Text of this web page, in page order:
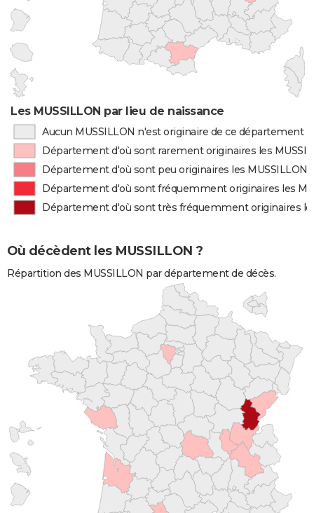
Les MUSSILLON par lieu de naissance
Aucun MUSSILLON n'est originaire de ce département
Département d'où sont rarement originaires les
Département d'où sont peu originaires les MUSSILLON
Département d'où sont fréquemment originaires les
Département d'où sont très fréquemment originaires
Où décèdent les MUSSILLON ?
Répartition des MUSSILLON par département de décès.